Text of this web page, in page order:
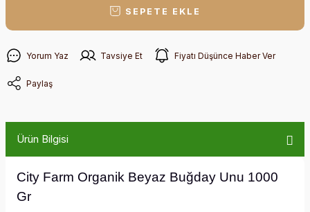
SEPETE EKLE
Yorum Yaz Tavsiye Et Fiyatı Düşünce Haber Ver
Paylaş
Ürün Bilgisi
City Farm Organik Beyaz Buğday Unu 1000
Gr